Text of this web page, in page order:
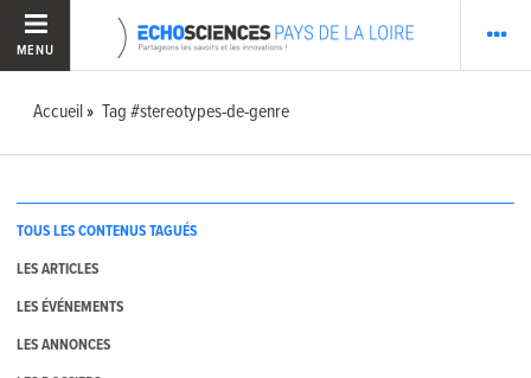
MENU
Accueil Tag #stereotypes-de-genre
TOUS LES CONTENUS TAGUÉS
LES ARTICLES
LES ÉVÉNEMENTS
LES ANNONCES